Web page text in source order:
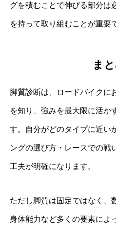
グを積むことで伸びる部分は
を持って取り組むことが重要
ま
脚質診断は、ロードバイクに
を知り、強みを最大限に活か
す。自分がどのタイプに近い
ングの選び方・レースでの戦
工夫が明確になります。
ただし脚質は固定ではなく、
身体能力など多くの要素によ